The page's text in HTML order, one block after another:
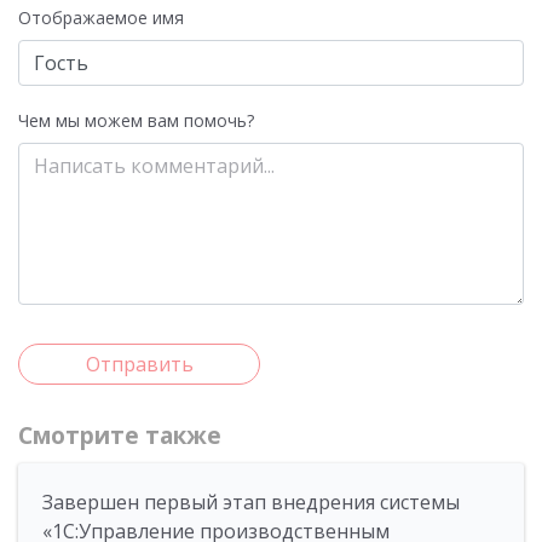
Отображаемое имя
Чем мы можем вам помочь?
Отправить
Смотрите также
Завершен первый этап внедрения системы
«1С:Управление производственным